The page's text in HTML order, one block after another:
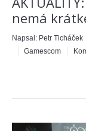
nemá
Napsal: Petr Ticháček
Gamescom